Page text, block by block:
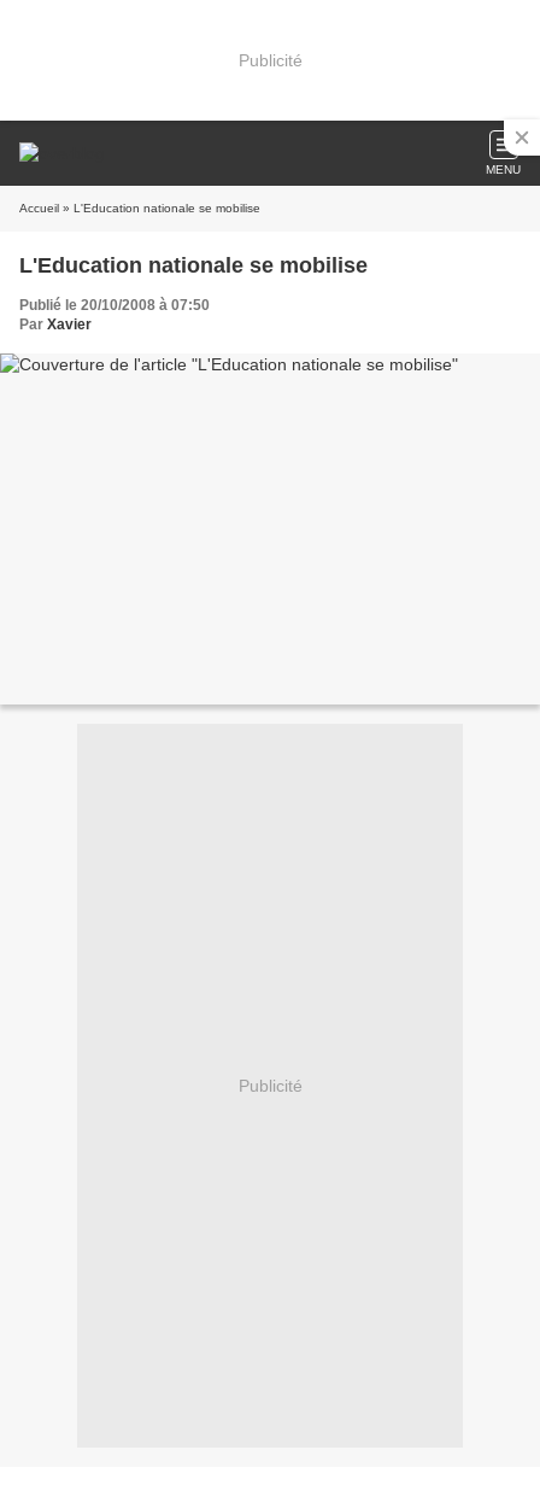
Publicité
MENU
Accueil » L'Education nationale se mobilise
L'Education nationale se mobilise
Publié le 20/10/2008 à 07:50
Par Xavier
Publicité